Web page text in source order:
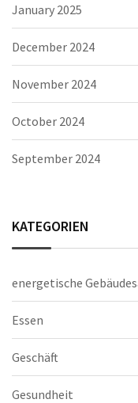
January 2025
December 2024
November 2024
October 2024
September 2024
KATEGORIEN
energetische
Essen
Geschäft
Gesundheit